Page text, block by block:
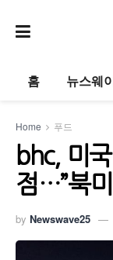
홈 뉴스웨
Home 푸드
bhc, 미
점…”북
by Newswave25